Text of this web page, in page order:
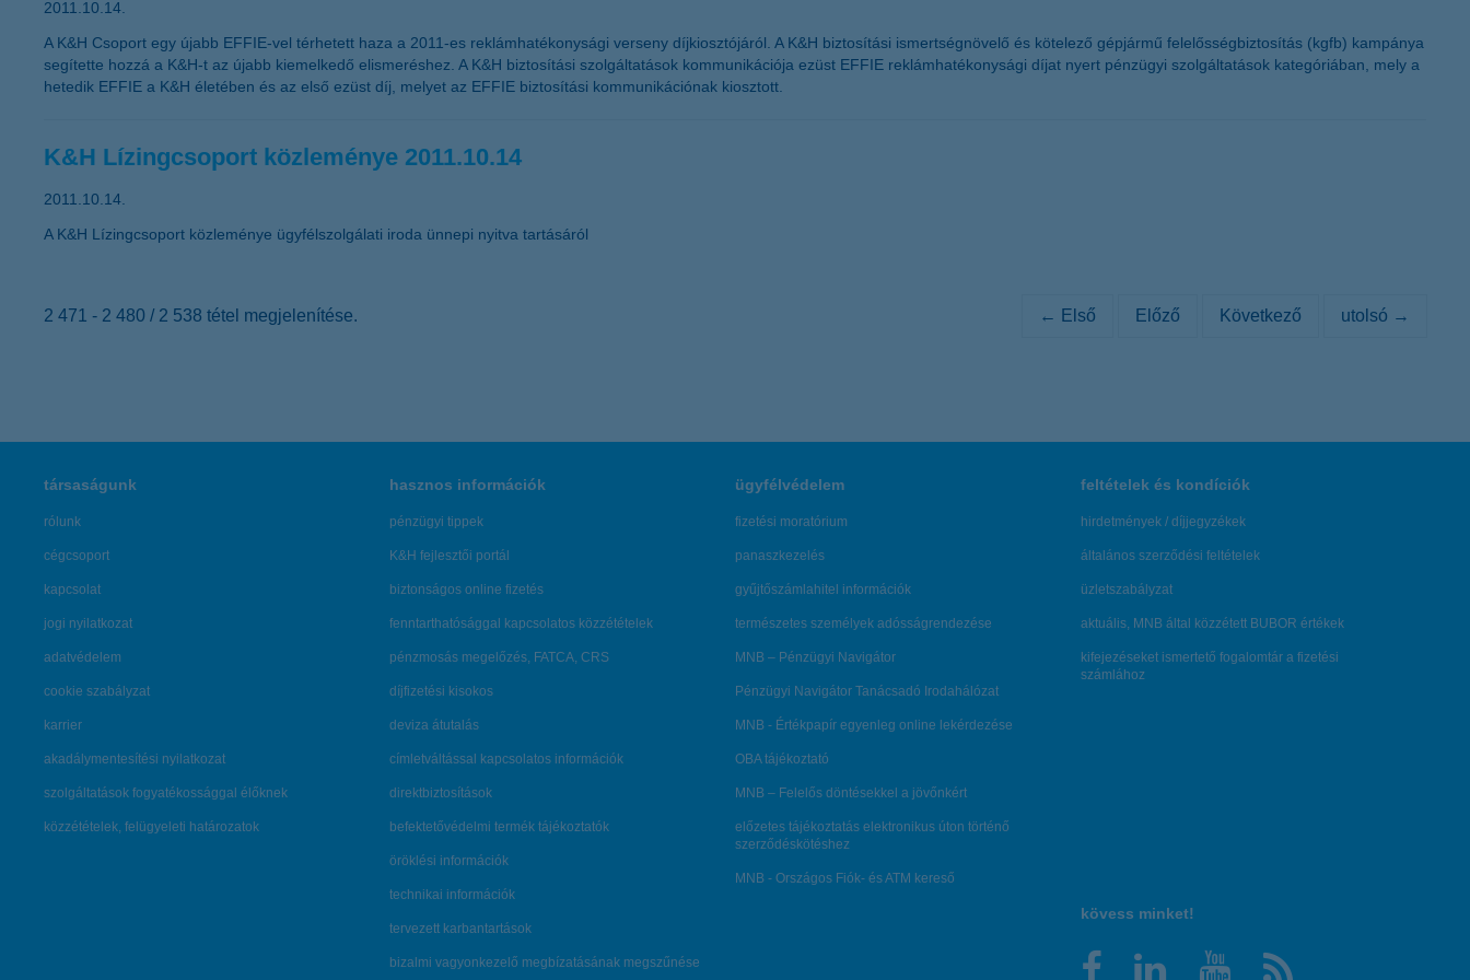
2011.10.14.
A K&H Csoport egy újabb EFFIE-vel térhetett haza a 2011-es reklámhatékonysági verseny díjkiosztójáról. A K&H biztosítási ismertségnövelő és kötelező gépjármű felelősségbiztosítás (kgfb) kampánya
segítette hozzá a K&H-t az újabb kiemelkedő elismeréshez. A K&H biztosítási szolgáltatások kommunikációja ezüst EFFIE reklámhatékonysági díjat nyert pénzügyi szolgáltatások kategóriában, mely a
hetedik EFFIE a K&H életében és az első ezüst díj, melyet az EFFIE biztosítási kommunikációnak kiosztott.
K&H Lízingcsoport közleménye 2011.10.14
2011.10.14.
A K&H Lízingcsoport közleménye ügyfélszolgálati iroda ünnepi nyitva tartásáról
2 471 - 2 480 / 2 538 tétel megjelenítése. ← Első Előző Következő utolsó →
társaságunk
rólunk
cégcsoport
kapcsolat
jogi nyilatkozat
adatvédelem
cookie szabályzat
karrier
akadálymentesítési nyilatkozat
szolgáltatások fogyatékossággal élőknek
közzétételek, felügyeleti határozatok
hasznos információk
pénzügyi tippek
K&H fejlesztői portál
biztonságos online fizetés
fenntarthatósággal kapcsolatos közzétételek
pénzmosás megelőzés, FATCA, CRS
díjfizetési kisokos
deviza átutalás
címletváltással kapcsolatos információk
direktbiztosítások
befektetővédelmi termék tájékoztatók
öröklési információk
technikai információk
tervezett karbantartások
bizalmi vagyonkezelő megbízatásának megszűnése
ügyfélvédelem
fizetési moratórium
panaszkezelés
gyűjtőszámlahitel információk
természetes személyek adósságrendezése
MNB – Pénzügyi Navigátor
Pénzügyi Navigátor Tanácsadó Irodahálózat
MNB - Értékpapír egyenleg online lekérdezése
OBA tájékoztató
MNB – Felelős döntésekkel a jövőnkért
előzetes tájékoztatás elektronikus úton történő
szerződéskötéshez
MNB - Országos Fiók- és ATM kereső
feltételek és kondíciók
hirdetmények / díjjegyzékek
általános szerződési feltételek
üzletszabályzat
aktuális, MNB által közzétett BUBOR értékek
kifejezéseket ismertető fogalomtár a fizetési
számlához
kövess minket!